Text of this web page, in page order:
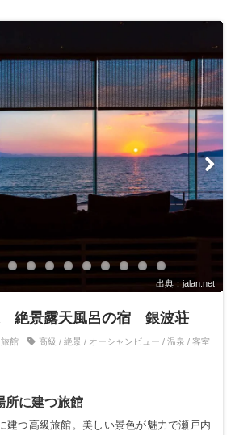
出典：jalan.net
絶景露天風呂の宿 銀波荘
旅館
高級 / 絶景 / オーシャンビュー / 温泉 / 客室
所に建つ旅館
建つ高級旅館。美しい景色が魅力で瀬戸内